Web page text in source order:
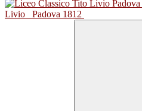
Livio
Padova 1812